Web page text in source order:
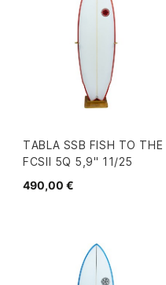
TABLA SSB FISH TO THE
FCSII 5Q 5,9" 11/25
490,00 €